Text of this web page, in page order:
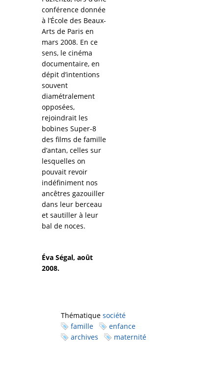
conférence donnée
à l’École des Beaux-
Arts de Paris en
mars 2008. En ce
sens, le cinéma
documentaire, en
dépit d’intentions
souvent
diamétralement
opposées,
rejoindrait les
bobines Super-8
des films de famille
d’antan, celles sur
lesquelles on
pouvait revoir
indéfiniment nos
ancêtres gazouiller
dans leur berceau
et sautiller à leur
bal de noces.
Éva Ségal, août
2008.
Thématique société
famille
enfance
archives
maternité